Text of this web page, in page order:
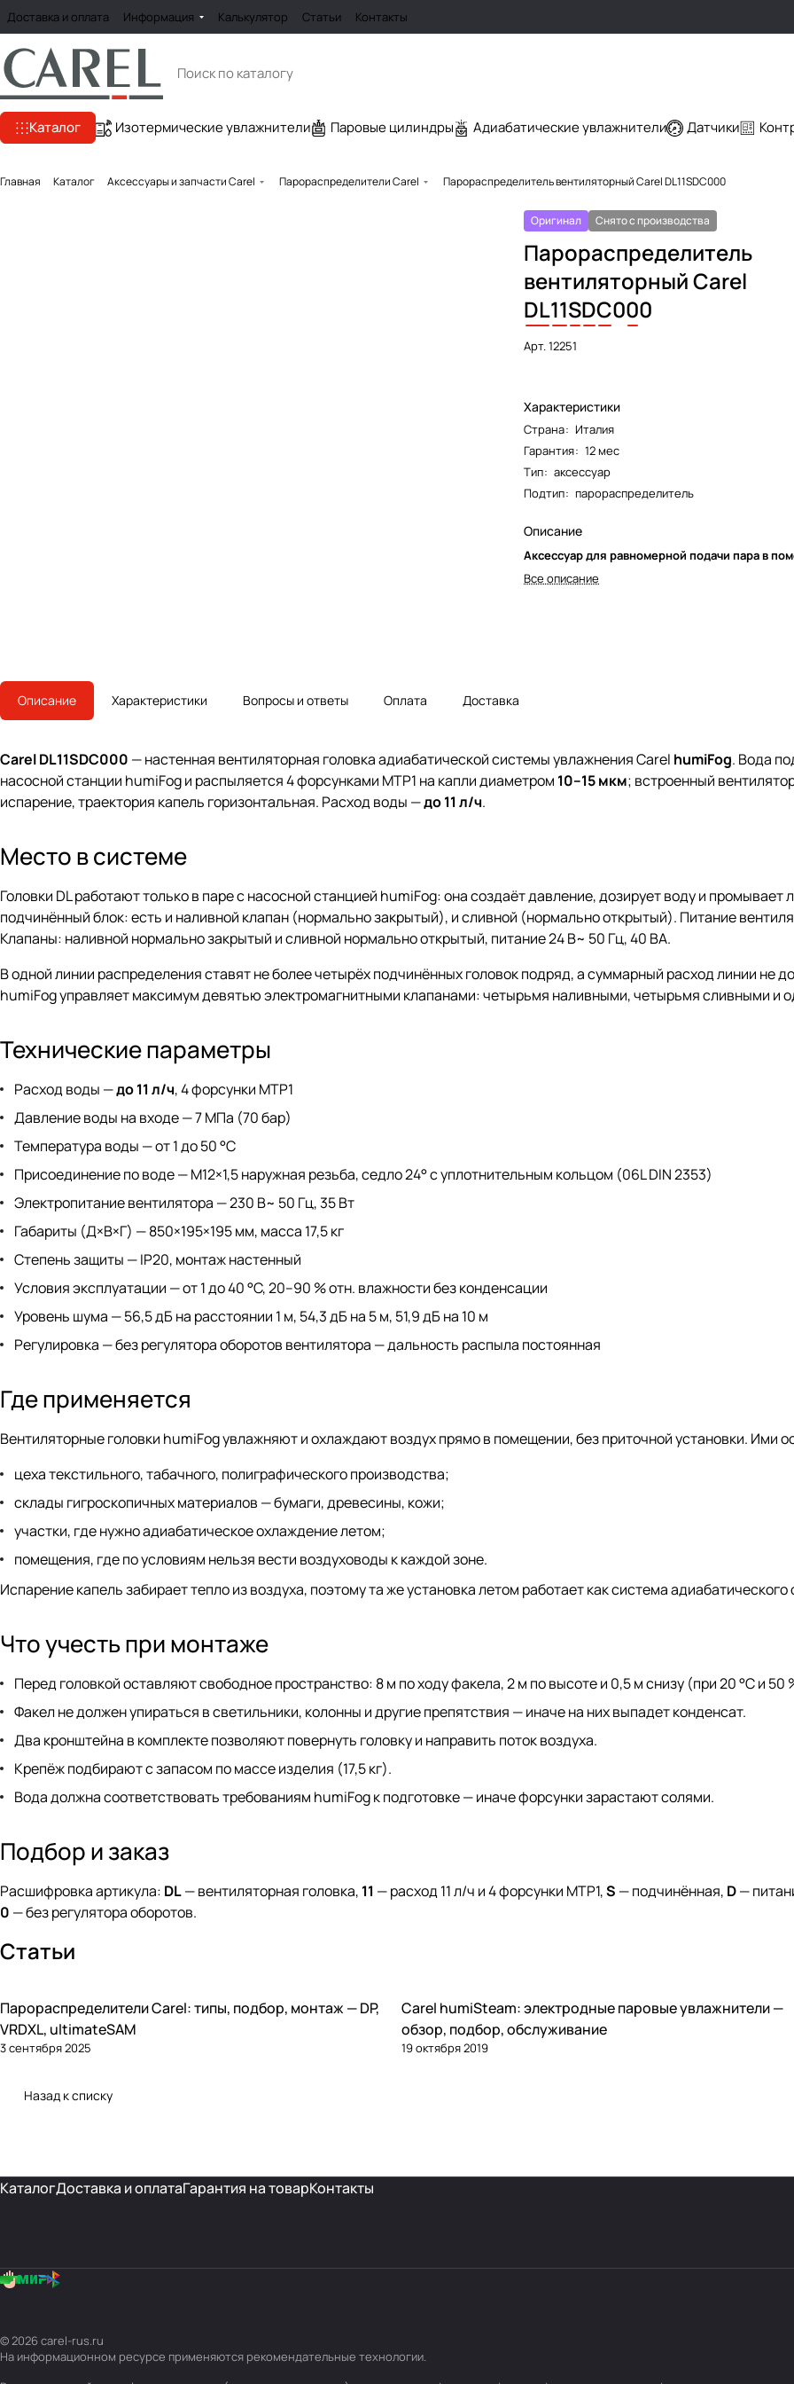
Доставка и оплата Информация Калькулятор Статьи Контакты
Каталог Изотермические увлажнители Паровые цилиндры Адиабатические увлажнители Датчики
Главная Каталог Аксессуары и запчасти Carel Парораспределители Carel Парораспределитель вентиляторный Carel DL11SDC000
Оригинал Снято с производства
Парораспределитель
вентиляторный Carel
DL11SDC000
Арт.12251
Характеристики
Страна: Италия
Гарантия: 12 мес
Тип: аксессуар
Подтип: парораспределитель
Описание
Аксессуар для равномерной подачи пара в
Все описание
Описание Характеристики Вопросы и ответы Оплата Доставка
Carel DL11SDC000 — настенная вентиляторная головка адиабатической системы увлажнения Carel humiFog. Вода
насосной станции humiFog и распыляется 4 форсунками MTP1 на капли диаметром 10–15 мкм; встроенный
испарение, траектория капель горизонтальная. Расход воды —до 11 л/ч.
Место в системе
Головки DL работают только в паре с насосной станцией humiFog: она создаёт давление, дозирует воду и
подчинённый блок: есть и наливной клапан (нормально закрытый), и сливной (нормально открытый). Питание
Клапаны: наливной нормально закрытый и сливной нормально открытый, питание 24 В~ 50 Гц, 40 ВА.
В одной линии распределения ставят не более четырёх подчинённых головок подряд, а суммарный расход линии не
humiFog управляет максимум девятью электромагнитными клапанами: четырьмя наливными, четырьмя сливными и
Технические параметры
Расход воды —до 11 л/ч, 4 форсунки MTP1
Давление воды на входе — 7 МПа (70 бар)
Температура воды — от 1 до 50 °C
Присоединение по воде — M12×1,5 наружная резьба, седло 24° с уплотнительным кольцом (06L DIN 2353)
Электропитание вентилятора — 230 В~ 50 Гц, 35 Вт
Габариты (Д×В×Г) — 850×195×195 мм, масса 17,5 кг
Степень защиты — IP20, монтаж настенный
Условия эксплуатации — от 1 до 40 °C, 20–90 % отн. влажности без конденсации
Уровень шума — 56,5 дБ на расстоянии 1 м, 54,3 дБ на 5 м, 51,9 дБ на 10 м
Регулировка — без регулятора оборотов вентилятора — дальность распыла постоянная
Где применяется
Вентиляторные головки humiFog увлажняют и охлаждают воздух прямо в помещении, без приточной установки. Ими
цеха текстильного, табачного, полиграфического производства;
склады гигроскопичных материалов — бумаги, древесины, кожи;
участки, где нужно адиабатическое охлаждение летом;
помещения, где по условиям нельзя вести воздуховоды к каждой зоне.
Испарение капель забирает тепло из воздуха, поэтому та же установка летом работает как система
Что учесть при монтаже
Перед головкой оставляют свободное пространство: 8 м по ходу факела, 2 м по высоте и 0,5 м снизу (при 20 °C и
Факел не должен упираться в светильники, колонны и другие препятствия — иначе на них выпадет конденсат.
Два кронштейна в комплекте позволяют повернуть головку и направить поток воздуха.
Крепёж подбирают с запасом по массе изделия (17,5 кг).
Вода должна соответствовать требованиям humiFog к подготовке — иначе форсунки зарастают солями.
Подбор и заказ
Расшифровка артикула: DL— вентиляторная головка, 11 — расход 11 л/ч и 4 форсунки MTP1,S — подчинённая, D—
0 — без регулятора оборотов.
Статьи
Увлажнение
Парораспределители Carel: типы, подбор, монтаж — DP,
VRDXL, ultimateSAM
3 сентября 2025
Увлажнение
Carel humiSteam: электродные паровые увлажнители —
обзор, подбор, обслуживание
19 октября 2019
Назад к списку
КаталогДоставка и оплатаГарантия на товарКонтакты
© 2026 carel-rus.ru
На информационном ресурсе применяются рекомендательные технологии.